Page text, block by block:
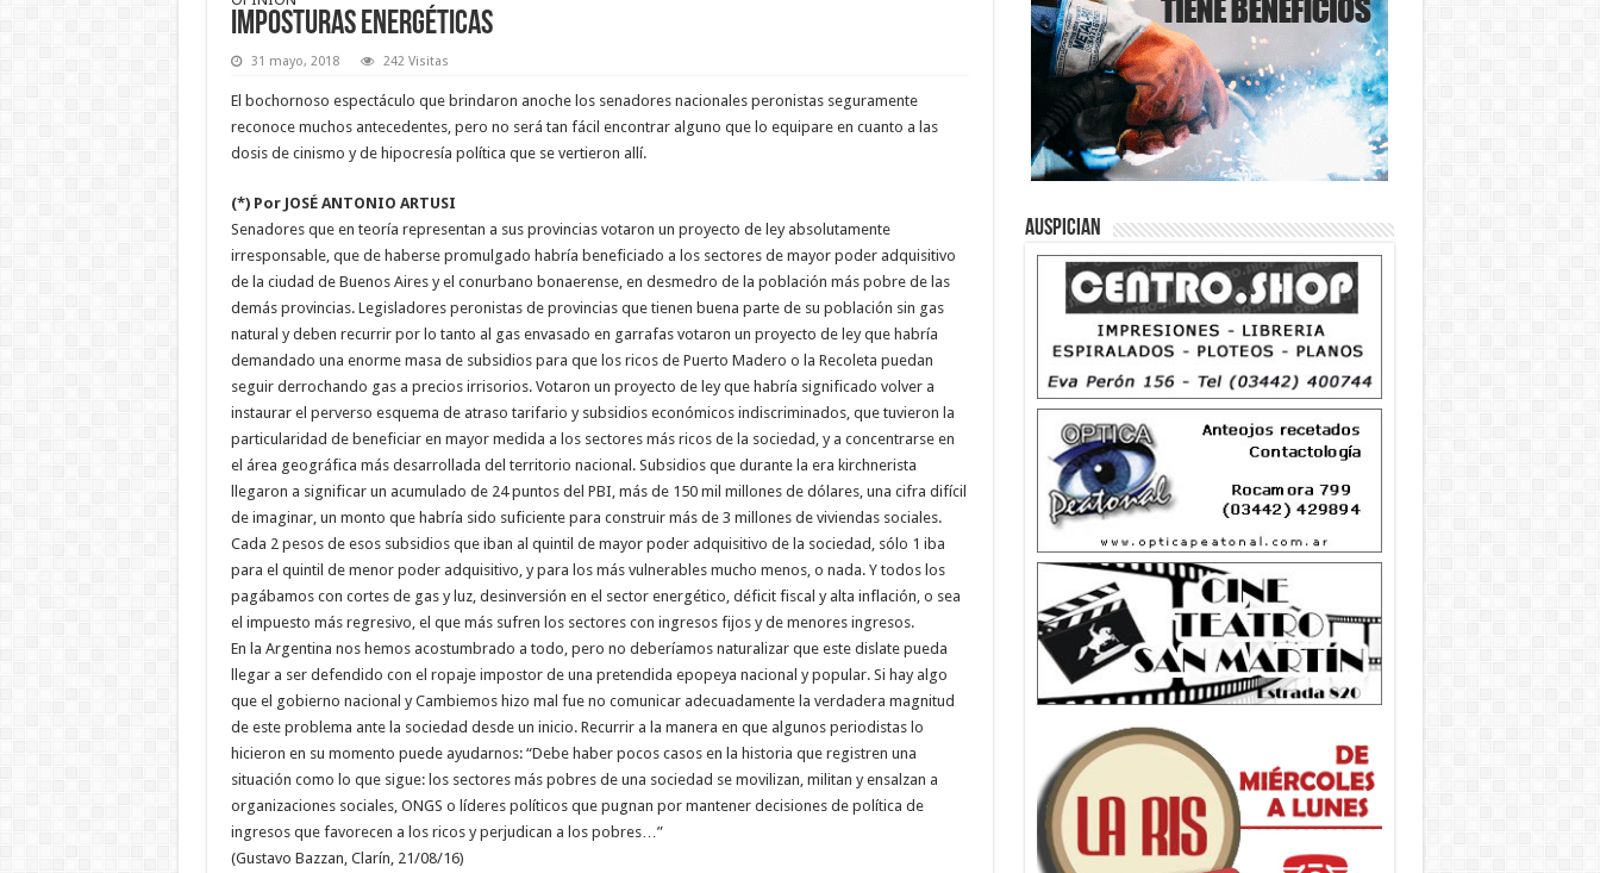
Imposturas energéticas
31 mayo, 2018 242 Visitas
El bochornoso espectáculo que brindaron anoche los senadores nacionales peronistas seguramente
reconoce muchos antecedentes, pero no será tan fácil encontrar alguno que lo equipare en cuanto a las
dosis de cinismo y de hipocresía política que se vertieron allí.
(*) Por JOSÉ ANTONIO ARTUSI
Senadores que en teoría representan a sus provincias votaron un proyecto de ley absolutamente
irresponsable, que de haberse promulgado habría beneficiado a los sectores de mayor poder adquisitivo
de la ciudad de Buenos Aires y el conurbano bonaerense, en desmedro de la población más pobre de las
demás provincias. Legisladores peronistas de provincias que tienen buena parte de su población sin gas
natural y deben recurrir por lo tanto al gas envasado en garrafas votaron un proyecto de ley que habría
demandado una enorme masa de subsidios para que los ricos de Puerto Madero o la Recoleta puedan
seguir derrochando gas a precios irrisorios. Votaron un proyecto de ley que habría significado volver a
instaurar el perverso esquema de atraso tarifario y subsidios económicos indiscriminados, que tuvieron la
particularidad de beneficiar en mayor medida a los sectores más ricos de la sociedad, y a concentrarse en
el área geográfica más desarrollada del territorio nacional. Subsidios que durante la era kirchnerista
llegaron a significar un acumulado de 24 puntos del PBI, más de 150 mil millones de dólares, una cifra difícil
de imaginar, un monto que habría sido suficiente para construir más de 3 millones de viviendas sociales.
Cada 2 pesos de esos subsidios que iban al quintil de mayor poder adquisitivo de la sociedad, sólo 1 iba
para el quintil de menor poder adquisitivo, y para los más vulnerables mucho menos, o nada. Y todos los
pagábamos con cortes de gas y luz, desinversión en el sector energético, déficit fiscal y alta inflación, o sea
el impuesto más regresivo, el que más sufren los sectores con ingresos fijos y de menores ingresos.
En la Argentina nos hemos acostumbrado a todo, pero no deberíamos naturalizar que este dislate pueda
llegar a ser defendido con el ropaje impostor de una pretendida epopeya nacional y popular. Si hay algo
que el gobierno nacional y Cambiemos hizo mal fue no comunicar adecuadamente la verdadera magnitud
de este problema ante la sociedad desde un inicio. Recurrir a la manera en que algunos periodistas lo
hicieron en su momento puede ayudarnos: “Debe haber pocos casos en la historia que registren una
situación como lo que sigue: los sectores más pobres de una sociedad se movilizan, militan y ensalzan a
organizaciones sociales, ONGS o líderes políticos que pugnan por mantener decisiones de política de
ingresos que favorecen a los ricos y perjudican a los pobres…”
(Gustavo Bazzan, Clarín, 21/08/16)
Auspician